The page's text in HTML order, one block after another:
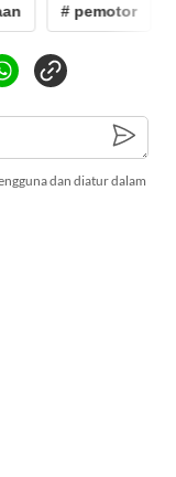
# pemotor
dan diatur dalam